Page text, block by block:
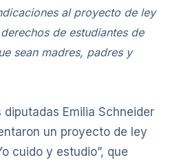
al proyecto de ley
de estudiantes de
sean madres, padres y
diputadas Emilia Schneider
un proyecto de ley
cuido y estudio”, que